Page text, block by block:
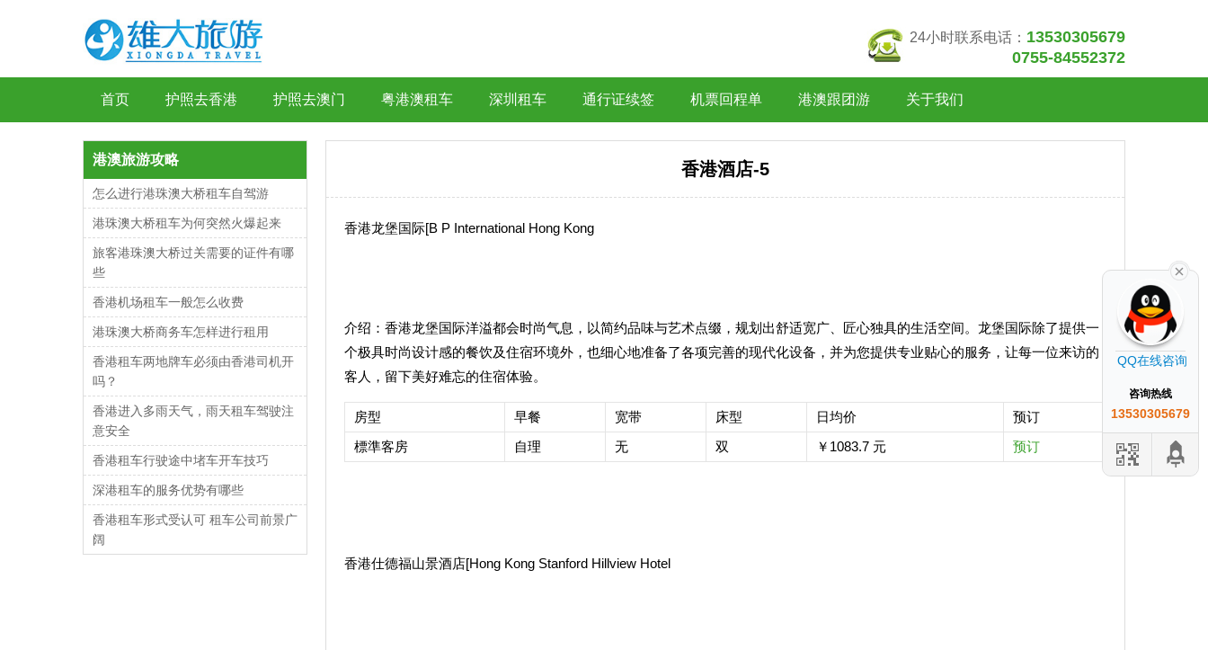
24小时联系电话： 13530305679
0755-84552372
首页 护照去香港 护照去澳门 粤港澳租车 深圳租车 通行证续签 机票回程单 港澳跟团游 关于我们
港澳旅游攻略
怎么进行港珠澳大桥租车自驾游
港珠澳大桥租车为何突然火爆起来
旅客港珠澳大桥过关需要的证件有哪
些
香港机场租车一般怎么收费
港珠澳大桥商务车怎样进行租用
香港租车两地牌车必须由香港司机开
吗？
香港进入多雨天气，雨天租车驾驶注
意安全
香港租车行驶途中堵车开车技巧
深港租车的服务优势有哪些
香港租车形式受认可 租车公司前景广
阔
香港酒店-5
香港龙堡国际[B P International Hong Kong
介绍： 香港龙堡国际洋溢都会时尚气息，以简约品味与艺术点缀，规划出舒适宽广、匠心独具的生活空间。龙堡国际除了提供一
个极具时尚设计感的餐饮及住宿环境外，也细心地准备了各项完善的现代化设备，并为您提供专业贴心的服务，让每一位来访的
客人，留下美好难忘的住宿体验。
房型 早餐 宽带 床型 日均价
预订
標準客房
自理 无 双 ￥1083.7 元 预订
香港仕德福山景酒店[Hong Kong Stanford Hillview Hotel
QQ在线咨询
咨询热线
13530305679